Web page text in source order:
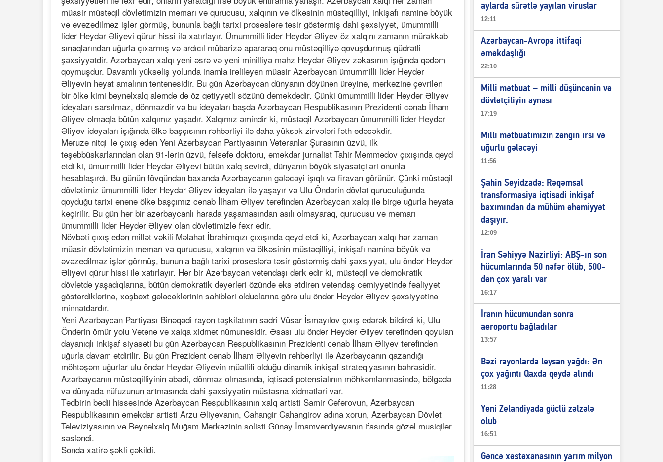
müasir müstəqil dövlətimizin memarı və qurucusu, xalqının və ölkəsinin müstəqilliyi, inkişafı naminə böyük
və əvəzedilməz işlər görmüş, bununla bağlı tarixi proseslərə təsir göstərmiş dahi şəxsiyyət, ümummilli
lider Heydər Əliyevi qürur hissi ilə xatırlayır. Ümummilli lider Heydər Əliyev öz xalqını zamanın mürəkkəb
sınaqlarından uğurla çıxarmış və ardıcıl mübarizə apararaq onu müstəqilliyə qovuşdurmuş qüdrətli
şəxsiyyətdir. Azərbaycan xalqı yeni əsrə və yeni minilliyə məhz Heydər Əliyev zəkasının işığında qədəm
qoymuşdur. Davamlı yüksəliş yolunda inamla irəliləyən müasir Azərbaycan ümummilli lider Heydər
Əliyevin həyat amalının təntənəsidir. Bu gün Azərbaycan dünyanın döyünən ürəyinə, mərkəzinə çevrilən
bir ölkə kimi beynəlxalq aləmdə də öz qətiyyətli sözünü deməkdədir. Çünki ümummilli lider Heydər Əliyev
ideyaları sarsılmaz, dönməzdir və bu ideyaları başda Azərbaycan Respublikasının Prezidenti cənab İlham
Əliyev olmaqla bütün xalqımız yaşadır. Xalqımız əmindir ki, müstəqil Azərbaycan ümummilli lider Heydər
Əliyev ideyaları işığında ölkə başçısının rəhbərliyi ilə daha yüksək zirvələri fəth edəcəkdir.
Məruzə nitqi ilə çıxış edən Yeni Azərbaycan Partiyasının Veteranlar Şurasının üzvü, ilk
təşəbbüskarlarından olan 91-lərin üzvü, fəlsəfə doktoru, əməkdar jurnalist Tahir Məmmədov çıxışında qeyd
etdi ki, ümummilli lider Heydər Əliyevi bütün xalq sevirdi, dünyanın böyük siyasətçiləri onunla
hesablaşırdı. Bu günün fövqündən baxanda Azərbaycanın gələcəyi işıqlı və firavan görünür. Çünki müstəqil
dövlətimiz ümummilli lider Heydər Əliyev ideyaları ilə yaşayır və Ulu Öndərin dövlət quruculuğunda
qoyduğu tarixi ənənə ölkə başçımız cənab İlham Əliyev tərəfindən Azərbaycan xalqı ilə birgə uğurla həyata
keçirilir. Bu gün hər bir azərbaycanlı harada yaşamasından asılı olmayaraq, qurucusu və memarı
ümummilli lider Heydər Əliyev olan dövlətimizlə fəxr edir.
Növbəti çıxış edən millət vəkili Məlahət İbrahimqızı çıxışında qeyd etdi ki, Azərbaycan xalqı hər zaman
müasir dövlətimizin memarı və qurucusu, xalqının və ölkəsinin müstəqilliyi, inkişafı naminə böyük və
əvəzedilməz işlər görmüş, bununla bağlı tarixi proseslərə təsir göstərmiş dahi şəxsiyyət, ulu öndər Heydər
Əliyevi qürur hissi ilə xatırlayır. Hər bir Azərbaycan vətəndaşı dərk edir ki, müstəqil və demokratik
dövlətdə yaşadıqlarına, bütün demokratik dəyərləri özündə əks etdirən vətəndaş cəmiyyətində fəaliyyət
göstərdiklərinə, xoşbəxt gələcəklərinin sahibləri olduqlarına görə ulu öndər Heydər Əliyev şəxsiyyətinə
minnətdardır.
Yeni Azərbaycan Partiyası Binəqədi rayon təşkilatının sədri Vüsar İsmayılov çıxış edərək bildirdi ki, Ulu
Öndərin ömür yolu Vətənə və xalqa xidmət nümunəsidir. Əsası ulu öndər Heydər Əliyev tərəfindən qoyulan
dayanıqlı inkişaf siyasəti bu gün Azərbaycan Respublikasının Prezidenti cənab İlham Əliyev tərəfindən
uğurla davam etdirilir. Bu gün Prezident cənab İlham Əliyevin rəhbərliyi ilə Azərbaycanın qazandığı
möhtəşəm uğurlar ulu öndər Heydər Əliyevin müəllifi olduğu dinamik inkişaf strateqiyasının bəhrəsidir.
Azərbaycanın müstəqilliyinin əbədi, dönməz olmasında, iqtisadi potensialının möhkəmlənməsində, bölgədə
və dünyada nüfuzunun artmasında dahi şəxsiyyətin müstəsna xidmətləri var.
Tədbirin bədii hissəsində Azərbaycan Respublikasının xalq artisti Samir Cəfərovun, Azərbaycan
Respublikasının əməkdar artisti Arzu Əliyevanın, Cahangir Cahangirov adına xorun, Azərbaycan Dövlət
Televiziyasının və Beynəlxalq Muğam Mərkəzinin solisti Günay İmamverdiyevanın ifasında gözəl musiqilər
səsləndi.
Sonda xatirə şəkli çəkildi.
aylarda sürətlə yayılan viruslar
12:11
Azərbaycan-Avropa ittifaqi
əməkdaşlığı
22:10
Milli mətbuat – milli düşüncənin və
dövlətçiliyin aynası
17:19
Milli mətbuatımızın zəngin irsi və
uğurlu gələcəyi
11:56
Şahin Seyidzadə: Rəqəmsal
transformasiya iqtisadi inkişaf
baxımından da mühüm əhəmiyyət
daşıyır.
12:09
İran Səhiyyə Nazirliyi: ABŞ-ın son
hücumlarında 50 nəfər ölüb, 500-
dən çox yaralı var
16:17
İranın hücumundan sonra
aeroportu bağladılar
13:57
Bəzi rayonlarda leysan yağdı: Ən
çox yağıntı Qaxda qeydə alındı
11:28
Yeni Zelandiyada güclü zəlzələ
olub
16:51
Gəncə xəstəxanasının yarım milyon